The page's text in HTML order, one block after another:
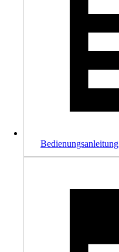
Bedienungsanleitung